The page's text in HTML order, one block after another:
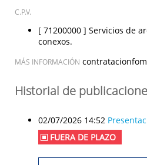
C.P.V.
[ 71200000 ] Servicios de
conexos.
MÁS INFORMACIÓN
Historial de
02/07/2026 14:52
FUERA DE PLAZO